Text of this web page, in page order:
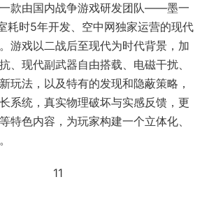
款由国内战争游戏研发团队——墨一
耗时5年开发、空中网独家运营的现代
游戏以二战后至现代为时代背景，加
、现代副武器自由搭载、电磁干扰、
玩法，以及特有的发现和隐蔽策略，
系统，真实物理破坏与实感反馈，更
特色内容，为玩家构建一个立体化、